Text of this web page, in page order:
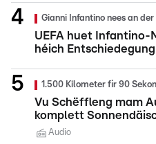
Gianni Infantino nees an
UEFA huet
héich
1.500 Kilometer fir 90
Vu Schëffleng mam
komplett
Audio